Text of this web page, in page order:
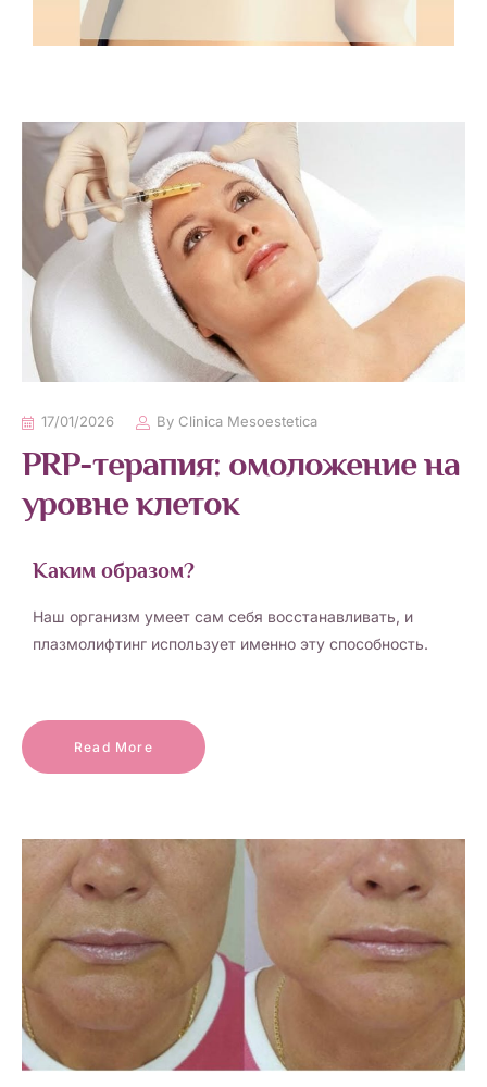
17/01/2026 By Clinica Mesoestetica
PRP-терапия: омоложение на
уровне клеток
Каким образом?
Наш организм умеет сам себя восстанавливать, и
плазмолифтинг использует именно эту способность.
Read More